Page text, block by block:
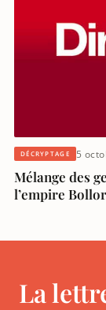
DÉCRYPTAGE 5
Mélange des
l’empire
La